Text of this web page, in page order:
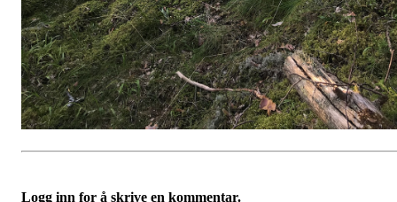
Logg inn for å skrive en kommentar.